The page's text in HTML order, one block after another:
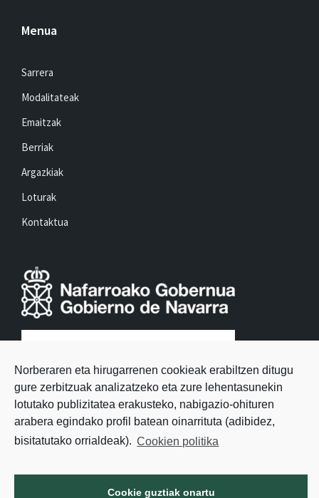
Norberaren eta hirugarrenen cookieak erabiltzen ditugu
gure zerbitzuak analizatzeko eta zure lehentasunekin
lotutako publizitatea erakusteko, nabigazio-ohituren
arabera egindako profil batean oinarrituta (adibidez,
bisitatutako orrialdeak). Cookien politika
Cookie guztiak onartu
Menua
Sarrera
Modalitateak
Emaitzak
Berriak
Argazkiak
Loturak
Kontaktua